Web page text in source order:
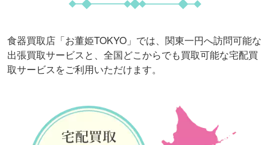
食器買取店「お董姫TOKYO」では、関東一円へ訪問可能な
出張買取サービスと、 全国どこからでも買取可能な宅配買
取サービスをご利用いただけます。